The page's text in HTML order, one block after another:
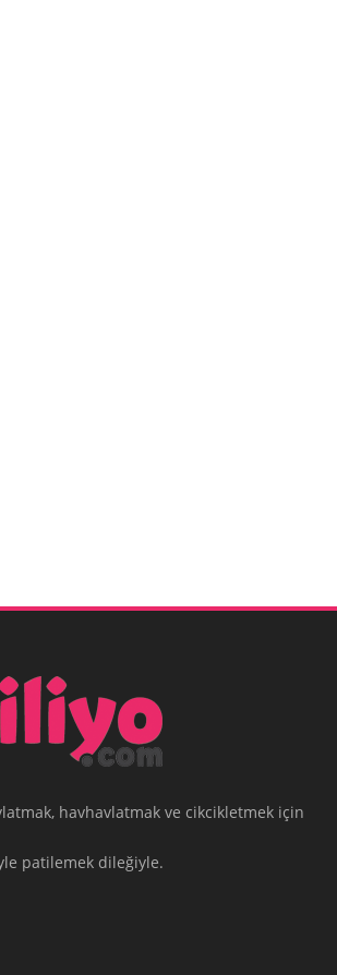
havhavlatmak ve cikcikletmek için
patilemek dileğiyle.